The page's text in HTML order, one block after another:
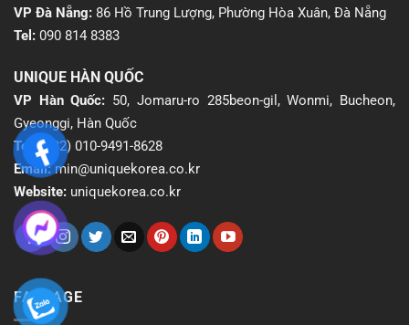
VP Đà Nẵng: 86 Hồ Trung Lượng, Phường Hòa Xuân, Đà Nẵng
Tel: 090 814 8383
UNIQUE HÀN QUỐC
VP Hàn Quốc: 50, Jomaru-ro 285beon-gil, Wonmi, Bucheon,
Gyeonggi, Hàn Quốc
Tel:(+82) 010-9491-8628
Email: min@uniquekorea.co.kr
Website: uniquekorea.co.kr
FANPAGE